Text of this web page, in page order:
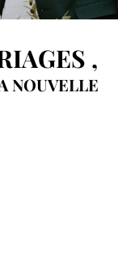
,
NOUVELLE